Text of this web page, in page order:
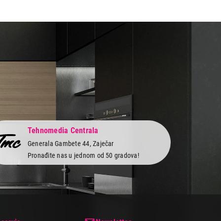
Tehnomedia Centrala
Generala Gambete 44, Zaječar
Pronađite nas u jednom od 50 gradova!